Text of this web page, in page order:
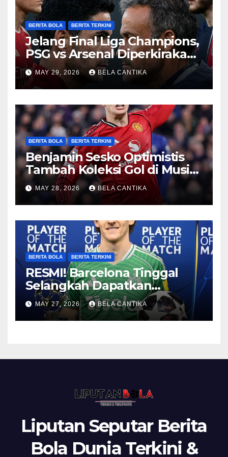
BERITA BOLA BERITA TERKINI
Jelang Final Liga Champions,
PSG vs Arsenal Diperkirakan
Sengit
MAY 29, 2026 BELA CANTIKA
BERITA BOLA BERITA TERKINI
Benjamin Sesko Optimistis
Tambah Koleksi Gol di Musim
2026/27
MAY 28, 2026 BELA CANTIKA
BERITA BOLA BERITA TERKINI
RESMI! Barcelona Tinggal
Selangkah Dapatkan
Anthony Gordon
MAY 27, 2026 BELA CANTIKA
Liputan Seputar Berita
Bola Dunia Terkini &